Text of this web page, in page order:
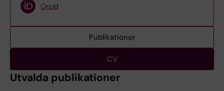
Orcid
Publikationer
CV
Utvalda publikationer